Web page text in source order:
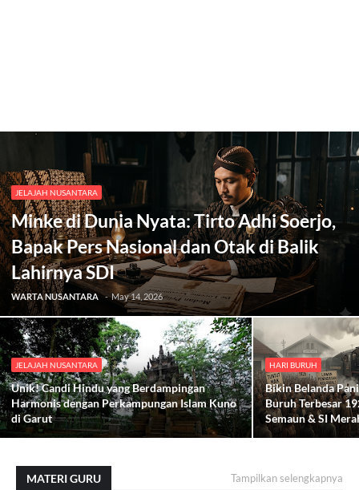
JELAJAH NUSANTARA
Minke di Dunia Nyata: Tirto Adhi Soerjo,
Bapak Pers Nasional dan Otak di Balik
Lahirnya SDI
WARTA NUSANTARA - May 14, 2026
JELAJAH NUSANTARA
Unik! Candi Hindu yang Berdampingan
Harmonis dengan Perkampungan Islam Kuno
di Garut
HARI BURUH
Bikin Belanda
Buruh Terbesar
Semaun & SI
MATERI GURU Tampilkan selengkapnya